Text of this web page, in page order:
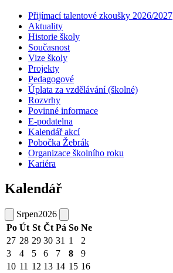
Přijímací talentové zkoušky 2026/2027
Aktuality
Historie školy
Současnost
Vize školy
Projekty
Pedagogové
Úplata za vzdělávání (školné)
Rozvrhy
Povinné informace
E-podatelna
Kalendář akcí
Pobočka Žebrák
Organizace školního roku
Kariéra
Kalendář
Srpen2026
Po Út St Čt Pá So Ne
27 28 29 30 31 1
2
3
4 5 6 7 8
9
10 11 12 13 14 15 16